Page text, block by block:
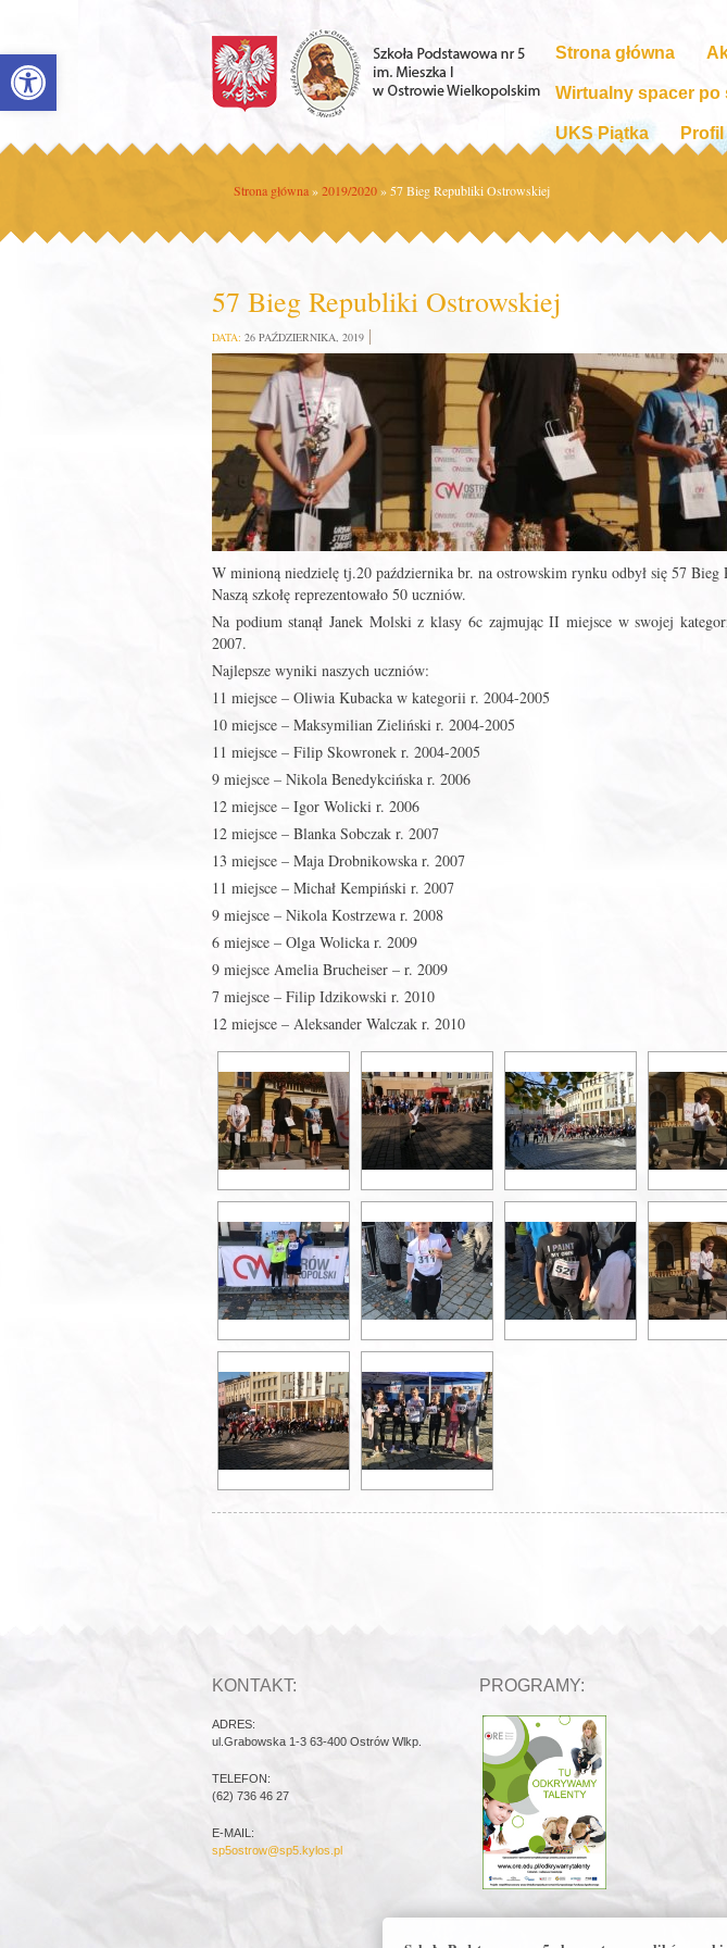
Open toolbar Strona główna
Wirtualny spacer po
UKS Piątka
Strona główna»2019/2020» 57 Bieg Republiki Ostrowskiej
57 Bieg Republiki Ostrowskiej
DATA: 26 PAŹDZIERNIKA, 2019
W minioną niedzielę tj.20 października br. na ostrowskim rynku odbył się 57
Naszą szkołę reprezentowało 50 uczniów.
Na podium stanął Janek Molski z klasy 6c zajmując II miejsce w swojej
2007.
Najlepsze wyniki naszych uczniów:
11 miejsce – Oliwia Kubacka w kategorii r. 2004-2005
10 miejsce – Maksymilian Zieliński r. 2004-2005
11 miejsce – Filip Skowronek r. 2004-2005
9 miejsce – Nikola Benedykcińska r. 2006
12 miejsce – Igor Wolicki r. 2006
12 miejsce – Blanka Sobczak r. 2007
13 miejsce – Maja Drobnikowska r. 2007
11 miejsce – Michał Kempiński r. 2007
9 miejsce – Nikola Kostrzewa r. 2008
6 miejsce – Olga Wolicka r. 2009
9 miejsce Amelia Brucheiser – r. 2009
7 miejsce – Filip Idzikowski r. 2010
12 miejsce – Aleksander Walczak r. 2010
KONTAKT:
ADRES:
ul.Grabowska 1-3 63-400 Ostrów Wlkp.
TELEFON:
(62) 736 46 27
E-MAIL:
sp5ostrow@sp5.kylos.pl
PROGRAMY: